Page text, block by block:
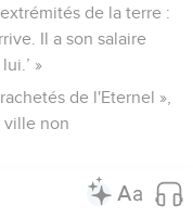
de la terre :
Il a son salaire
»
de l'Eternel »,
ville non